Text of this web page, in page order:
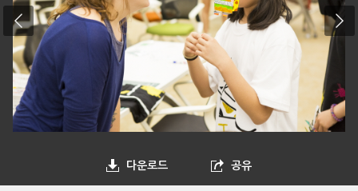
다운로드 공유